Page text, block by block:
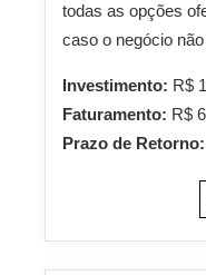
todas as opções
caso o negócio
Investimento: R$
Faturamento: R$
Prazo de Retorno: